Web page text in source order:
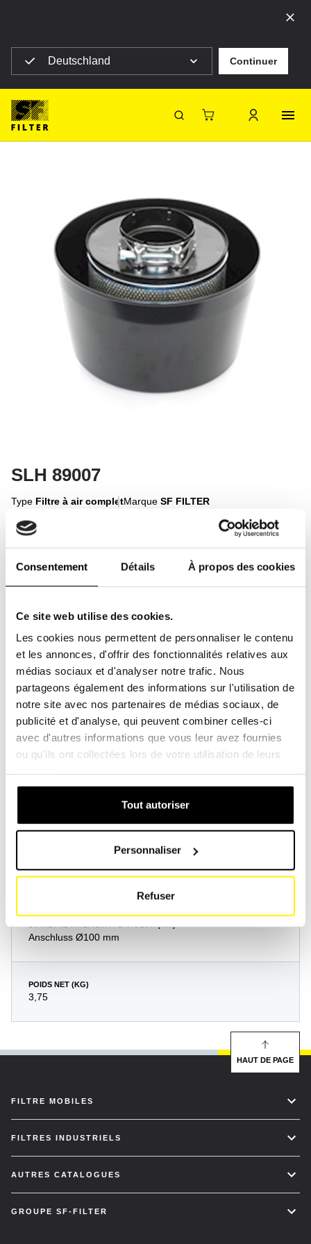
Consentement Détails À propos des cookies
Ce site web utilise des cookies.
Les cookies nous permettent de personnaliser le contenu
et les annonces, d'offrir des fonctionnalités relatives aux
médias sociaux et d'analyser notre trafic. Nous
partageons également des informations sur l'utilisation de
notre site avec nos partenaires de médias sociaux, de
publicité et d'analyse, qui peuvent combiner celles-ci
avec d'autres informations que vous leur avez fournies
ou qu'ils ont collectées lors de votre utilisation de leurs
Tout autoriser
Personnaliser
Refuser
Deutschland Continuer
SF-Filter
SF Filter Homepage
Retour
SLH 89007
Type Filtre à air completMarque SF FILTER
Créer un compte
Spécifications du produit
290
Anschluss Ø100 mm
POIDS NET (KG)
3,75
FILTRE MOBILES
FILTRES INDUSTRIELS
AUTRES CATALOGUES
GROUPE SF-FILTER
HAUT DE PAGE